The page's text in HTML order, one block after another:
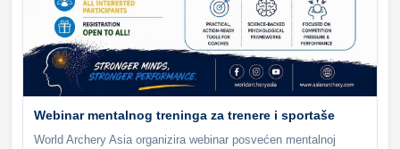
Webinar mentalnog treninga za trenere i sportaše
World Archery Asia organizira webinar posvećen mentalnoj